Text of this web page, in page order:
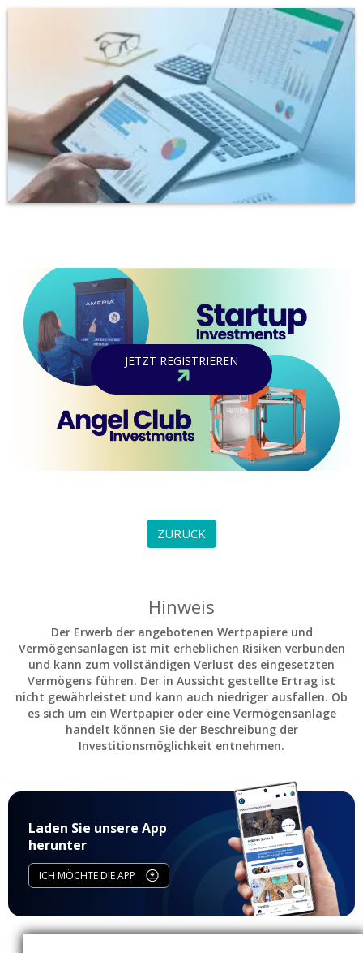
JETZT REGISTRIEREN
ZURÜCK
Hinweis
Der Erwerb der angebotenen Wertpapiere und
Vermögensanlagen ist mit erheblichen Risiken verbunden
und kann zum vollständigen Verlust des eingesetzten
Vermögens führen. Der in Aussicht gestellte Ertrag ist
nicht gewährleistet und kann auch niedriger ausfallen. Ob
es sich um ein Wertpapier oder eine Vermögensanlage
handelt können Sie der Beschreibung der
Investitionsmöglichkeit entnehmen.
Laden Sie unsere App
herunter
ICH MÖCHTE DIE APP